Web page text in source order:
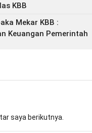
KBB
Mekar KBB :
Keuangan Pemerintah
saya berikutnya.